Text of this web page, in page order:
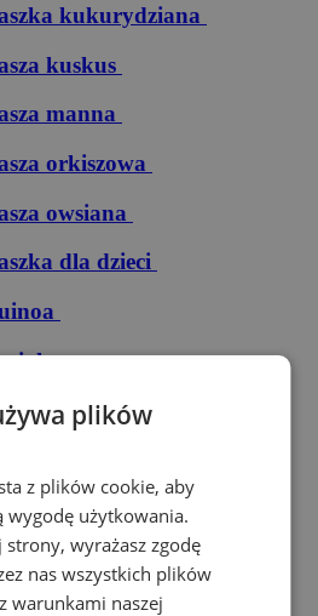
kukurydziana
kuskus
manna
orkiszowa
owsiana
dla dzieci
basmati
biały
brązowy
plików
z plików cookie, aby
wygodę użytkowania.
strony, wyrażasz zgodę
nas wszystkich plików
warunkami naszej